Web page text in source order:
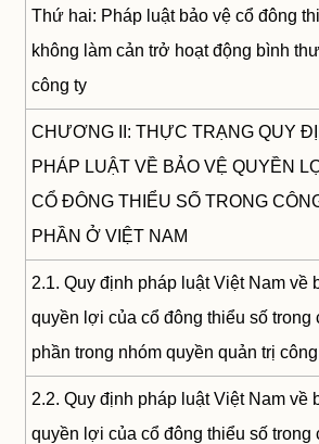
Thứ hai: Pháp luật bảo vệ cổ đông
không làm cản trở hoạt động bình
công ty
CHƯƠNG II: THỰC TRẠNG QUY
PHÁP LUẬT VỀ BẢO VỆ QUYỀN
CỔ ĐÔNG THIỂU SỐ TRONG
PHẦN Ở VIỆT NAM
2.1. Quy định pháp luật Việt Nam về
quyền lợi của cổ đông thiểu số trong
phần trong nhóm quyền quản trị
2.2. Quy định pháp luật Việt Nam về
quyền lợi của cổ đông thiểu số trong